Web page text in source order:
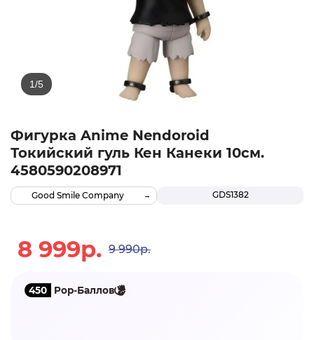
Фигурка Anime Nendoroid
Токийский гуль Кен Канеки 10см.
4580590208971
GDS1382
Good Smile Company
8 999р. 9 990р.
450 Pop-Баллов